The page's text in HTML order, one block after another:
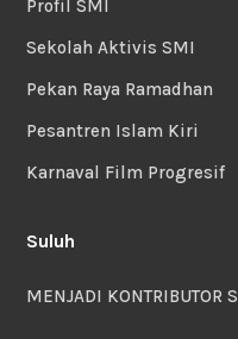
Profil SMI
Sekolah Aktivis SMI
Pekan Raya Ramadhan
Pesantren Islam Kiri
Karnaval Film Progresif
Suluh
MENJADI KONTRIBUTOR